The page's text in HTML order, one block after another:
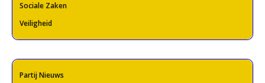
Sociale Zaken
Veiligheid
Partij Nieuws